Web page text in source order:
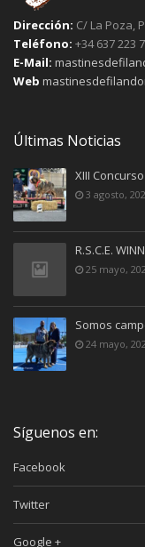
Dirección: C/ La Poza,
Teléfono: +34 637 223
E-Mail:
Web
Últimas Noticias
XIII
3 agosto,
R.S.C.E.
25 mayo,
Somos
24 mayo,
Síguenos en:
Facebook
Twitter
Google +